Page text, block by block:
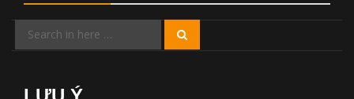
Search